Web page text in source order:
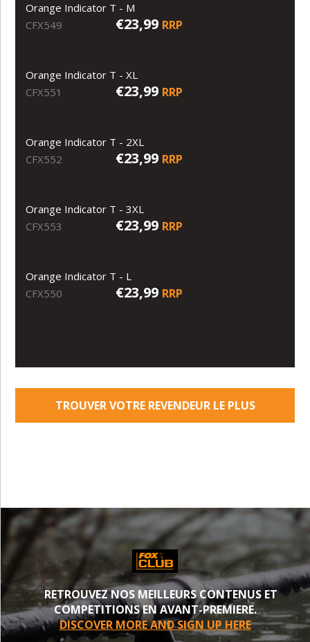
Orange Indicator T - M
CFX549
€23,99 RRP
Orange Indicator T - XL
CFX551
€23,99 RRP
Orange Indicator T - 2XL
CFX552
€23,99 RRP
Orange Indicator T - 3XL
CFX553
€23,99 RRP
Orange Indicator T - L
CFX550
€23,99 RRP
TROUVER VOTRE REVENDEUR LE PLUS
RETROUVEZ NOS MEILLEURS CONTENUS ET
COMPETITIONS EN AVANT-PREMIERE.
DISCOVER MORE AND SIGN UP HERE